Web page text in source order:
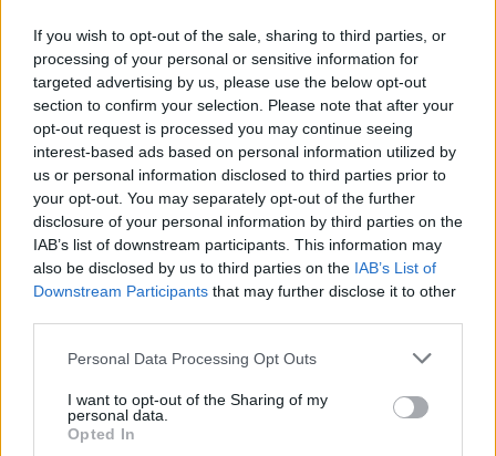
If you wish to opt-out of the sale, sharing to third parties, or
processing of your personal or sensitive information for
targeted advertising by us, please use the below opt-out
section to confirm your selection. Please note that after your
opt-out request is processed you may continue seeing
interest-based ads based on personal information utilized by
us or personal information disclosed to third parties prior to
your opt-out. You may separately opt-out of the further
disclosure of your personal information by third parties on the
IAB’s list of downstream participants. This information may
also be disclosed by us to third parties on the IAB’s List of
Downstream Participants that may further disclose it to other
Please note that this website/app uses one or more Google
not limited to your visit or usage behaviour. You may click to
grant or deny consent to Google and its third-party tags to
use your data for below specified purposes in below Google
Personal Data Processing Opt Outs
I want to opt-out of the Sharing of my
personal data.
Opted In
AUTORE
Ilaria Mauri
Ilaria Mauri, bolognese, decise di seguire il
giornalismo sportivo dopo una notte al
Dall'Ara durante una partita decisiva: oggi
coordina le pagine di competizioni e
commenti. In redazione predilige reportage
sul campo e conserva il biglietto di quella
partita come prova della svolta.